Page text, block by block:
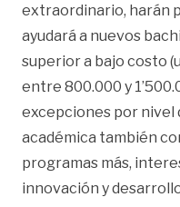
extraordinario, harán
ayudará a nuevos
superior a bajo costo
entre 800.000 y
excepciones por nivel
académica también
programas más,
innovación y